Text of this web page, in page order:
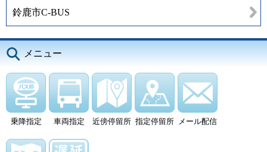
鈴鹿市C-BUS
メニュー
乗降指定 車両指定 近傍停留所 指定停留所 メール配信